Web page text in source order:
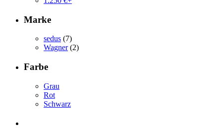
Marke
sedus (7)
Wagner (2)
Farbe
Grau
Rot
Schwarz